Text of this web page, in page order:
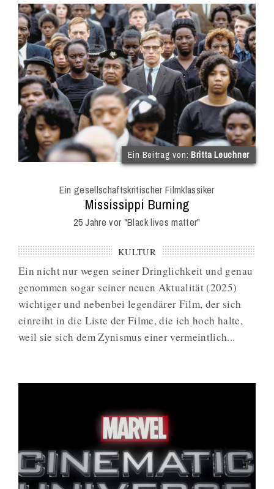
Ein Beitrag von:Britta Leuchner
Ein gesellschaftskritischer Filmklassiker
:
Mississippi Burning
25 Jahre vor "Black lives matter"
KULTUR
Ein nicht nur wegen seiner Dringlichkeit und genau
genommen sogar seiner neuen Aktualität (2025)
wichtiger und nebenbei legendärer Film, der sich
einreiht in die Liste der Filme, die ich hoch halte,
weil sie sich dem Zynismus einer vermeintlich...